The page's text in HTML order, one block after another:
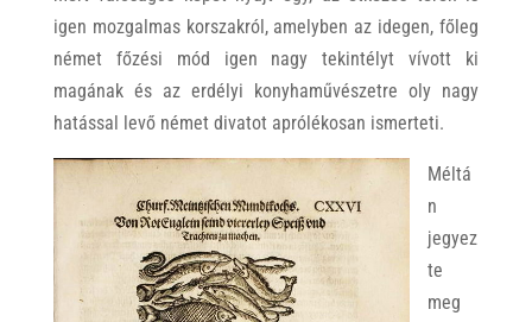
igen mozgalmas korszakról, amelyben az idegen, főleg
német főzési mód igen nagy tekintélyt vívott ki
magának és az erdélyi konyhaművészetre oly nagy
hatással levő német divatot aprólékosan ismerteti.
Méltá
n
jegyez
te
meg